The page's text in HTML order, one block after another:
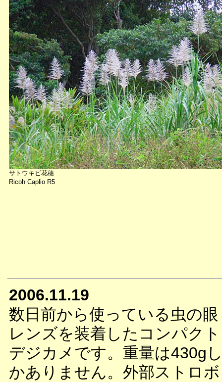
サトウキビ花穂
Ricoh Caplio R5
2006.11.19
数日前から使っている虫の眼
レンズを装着したコンパクト
デジカメです。重量は430g
かありません。外部ストロボ